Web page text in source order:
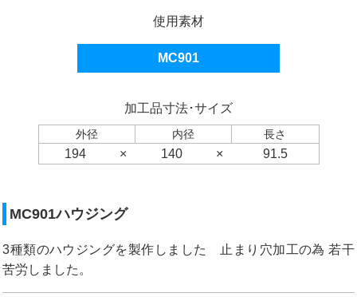
使用素材
MC901
加工品寸法･サイズ
外径 内径 長さ
194 × 140 × 91.5
MC901ハウジング
3種類のハウジングを製作しました 止まり穴加工の為 若干
苦労しました。